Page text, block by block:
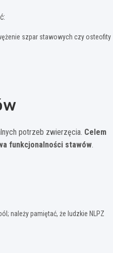
szpar stawowych czy osteofity
potrzeb zwierzęcia. Celem
funkcjonalności stawów.
należy pamiętać, że ludzkie NLPZ